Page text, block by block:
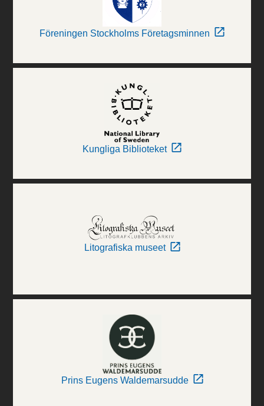
Föreningen Stockholms Företagsminnen
Kungliga Biblioteket
Litografiska museet
Prins Eugens Waldemarsudde